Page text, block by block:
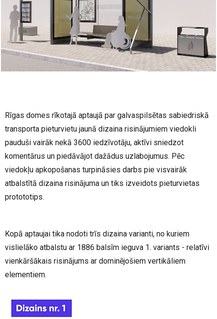
Rīgas domes rīkotajā aptaujā par galvaspilsētas sabiedriskā
transporta pieturvietu jaunā dizaina risinājumiem viedokli
pauduši vairāk nekā 3600 iedzīvotāju, aktīvi sniedzot
komentārus un piedāvājot dažādus uzlabojumus. Pēc
viedokļu apkopošanas turpināsies darbs pie visvairāk
atbalstītā dizaina risinājuma un tiks izveidots pieturvietas
protototips.
Kopā aptaujai tika nodoti trīs dizaina varianti, no kuriem
vislielāko atbalstu ar 1886 balsīm ieguva 1. variants - relatīvi
vienkāršākais risinājums ar dominējošiem vertikāliem
elementiem.